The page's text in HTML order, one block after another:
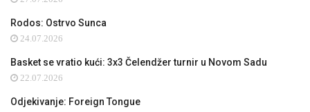
Rodos: Ostrvo Sunca
24.07.2026
Basket se vratio kući: 3x3 Čelendžer turnir u Novom Sadu
22.07.2026
Odjekivanje: Foreign Tongue